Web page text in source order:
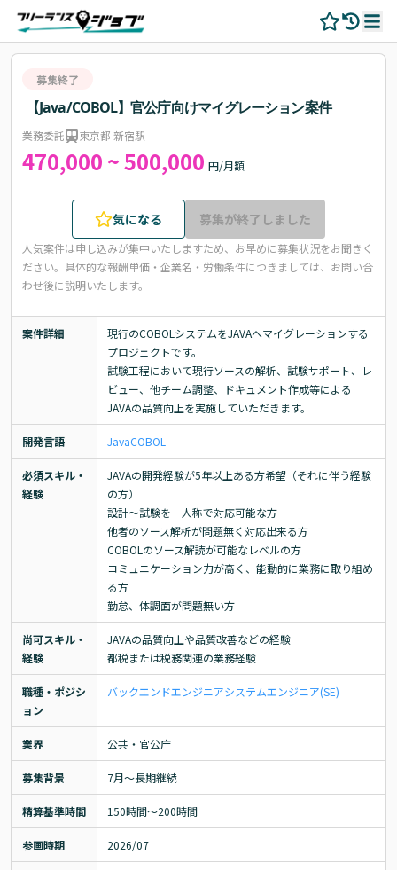
募集終了
【Java/COBOL】官公庁向けマイグレーション案件
業務委託 東京都 新宿駅
470,000 ~ 500,000 円/月額
気になる 募集が終了しました
人気案件は申し込みが集中いたしますため、お早めに募集状況をお聞きく
ださい。 具体的な報酬単価・企業名・労働条件につきましては、お問い合
わせ後に説明いたします。
案件詳細
現行のCOBOLシステムをJAVAへマイグレーションする
プロジェクトです。
試験工程において現行ソースの解析、試験サポート、レ
ビュー、他チーム調整、ドキュメント作成等による
JAVAの品質向上を実施していただきます。
開発言語 JavaCOBOL
必須スキル・
経験
JAVAの開発経験が5年以上ある方希望（それに伴う経験
の方）
設計～試験を一人称で対応可能な方
他者のソース解析が問題無く対応出来る方
COBOLのソース解読が可能なレベルの方
コミュニケーション力が高く、能動的に業務に取り組め
る方
勤怠、体調面が問題無い方
尚可スキル・
経験
JAVAの品質向上や品質改善などの経験
都税または税務関連の業務経験
職種・ポジシ
ョン
バックエンドエンジニアシステムエンジニア(SE)
業界 公共・官公庁
募集背景 7月～長期継続
精算基準時間 150時間〜200時間
参画時期 2026/07